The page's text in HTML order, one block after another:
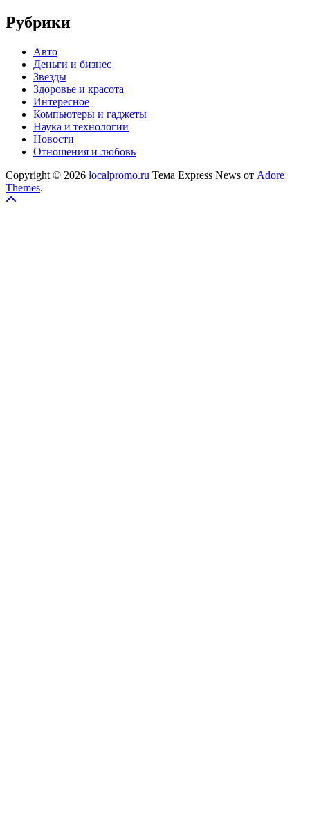
Рубрики
Авто
Деньги и бизнес
Звезды
Здоровье и красота
Интересное
Компьютеры и гаджеты
Наука и технологии
Новости
Отношения и любовь
Copyright © 2026 localpromo.ru Тема Express News от Adore
Themes.